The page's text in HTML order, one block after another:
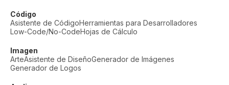
Código
Asistente de CódigoHerramientas para Desarrolladores
Low-Code/No-CodeHojas de Cálculo
Imagen
ArteAsistente de DiseñoGenerador de Imágenes
Generador de Logos